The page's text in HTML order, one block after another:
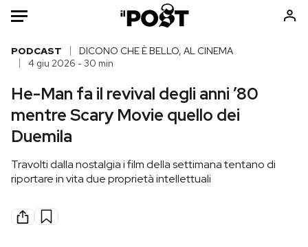
Auto
Italia
Mondo
Tecnologia
Scienza
Moda
Storie/Idee
PODCAST
DICONO CHE È BELLO, AL CINEMA
4 giu 2026 - 30 min
He-Man fa il revival degli anni ’80
mentre Scary Movie quello dei
Duemila
Travolti dalla nostalgia i film della settimana tentano di
riportare in vita due proprietà intellettuali